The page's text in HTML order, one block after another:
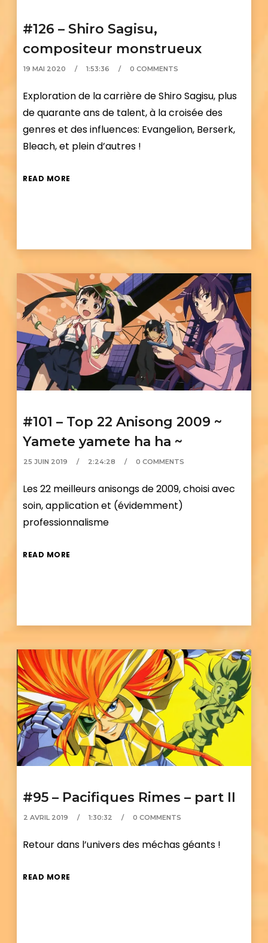
#126 – Shiro Sagisu,
compositeur monstrueux
19 MAI 2020 1:53:36 0 COMMENTS
Exploration de la carrière de Shiro Sagisu, plus
de quarante ans de talent, à la croisée des
genres et des influences: Evangelion, Berserk,
Bleach, et plein d’autres !
READ MORE
#101 – Top 22 Anisong 2009 ~
Yamete yamete ha ha ~
25 JUIN 2019 2:24:28 0 COMMENTS
Les 22 meilleurs anisongs de 2009, choisi avec
soin, application et (évidemment)
professionnalisme
READ MORE
#95 – Pacifiques Rimes – part II
2 AVRIL 2019 1:30:32 0 COMMENTS
Retour dans l’univers des méchas géants !
READ MORE